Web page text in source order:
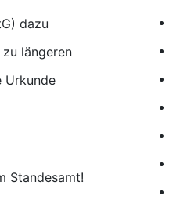
dazu
längeren
Urkunde
Standesamt!